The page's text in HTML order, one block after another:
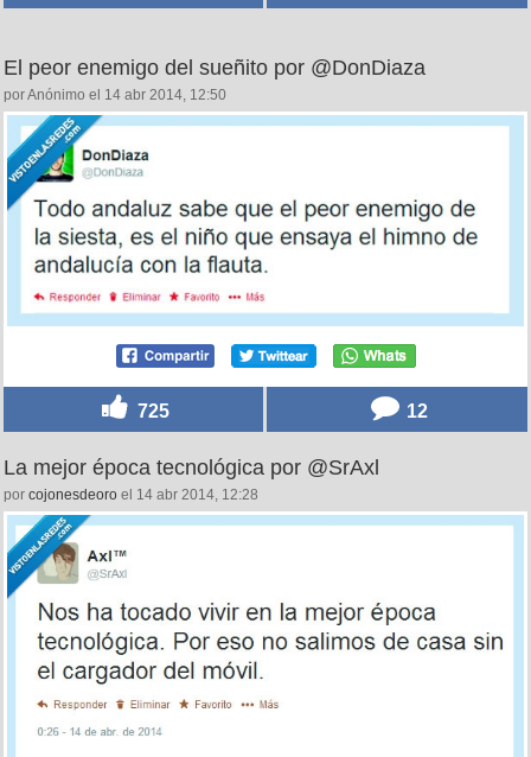
El peor enemigo del sueñito por @DonDiaza
por Anónimo el 14 abr 2014, 12:50
725 12
La mejor época tecnológica por @SrAxl
por cojonesdeoro el 14 abr 2014, 12:28